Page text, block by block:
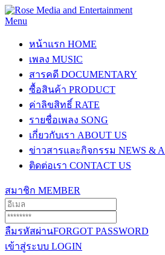
Menu
หน้าแรก HOME
เพลง MUSIC
สารคดี DOCUMENTARY
ซื้อสินค้า PRODUCT
ค่าลิขสิทธิ์ RATE
รายชื่อเพลง SONG
เกี่ยวกับเรา ABOUT US
ข่าวสารและกิจกรรม NEWS &
ติดต่อเรา CONTACT US
สมาชิก MEMBER
ลืมรหัสผ่านFORGOT PASSWORD
เข้าสู่ระบบ LOGIN